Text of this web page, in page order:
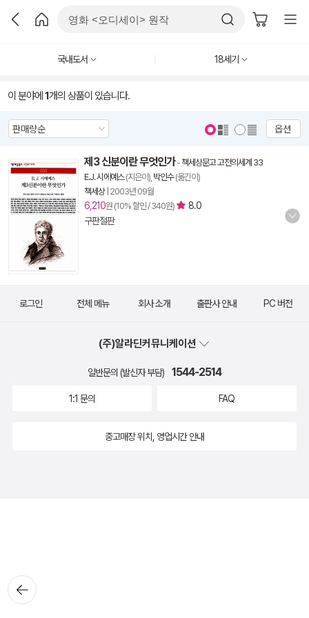
국내도서 18세기
이 분야에 1개의 상품이 있습니다.
옵션
제3 신분이란 무엇인가- 책세상문고 고전의세계 33
E.J. 시에예스(지은이), 박인수(옮긴이)
책세상| 2003년 09월
6,210원 (10% 할인 / 340원)
8.0
구판절판
뒤로가
기
로그인 전체 메뉴 회사 소개 출판사 안내 PC 버전
(주)알라딘커뮤니케이션
일반문의 (발신자 부담) 1544-2514
1:1 문의 FAQ
중고매장 위치, 영업시간 안내